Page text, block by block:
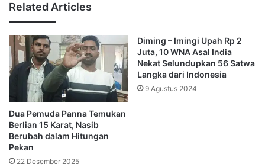
Alih-alih berdiri di atas pelaminan yang megah, pasangan
ini memilih duduk lesehan di lantai bersama keluarga.
Mereka menghadap sebuah meja kayu untuk
menyelesaikan proses penandatanganan dokumen
administrasi pernikahan. Senyum bahagia terus menghiasi
wajah Aamir Khan dan Gauri Spratt sepanjang prosesi
tersebut berlangsung.
Setelah menyelesaikan seluruh proses administrasi
pernikahan, Gauri Spratt tampak mengangkat tangannya
Related Articles
Dua Pemuda Panna Temukan
Berlian 15 Karat, Nasib
Berubah dalam Hitungan
Pekan
22 Desember 2025
Diming – Imingi Upah Rp 2
Juta, 10 WNA Asal India
Nekat Selundupkan 56 Satwa
Langka dari Indonesia
9 Agustus 2024